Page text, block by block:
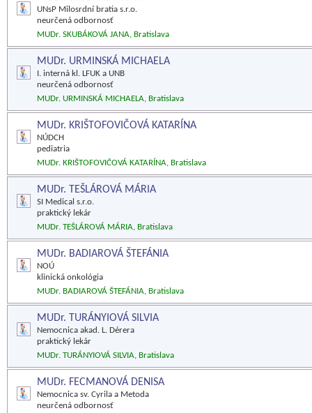
UNsP Milosrdní bratia s.r.o.
neurčená odbornosť
MUDr. SKUBÁKOVÁ JANA, Bratislava
MUDr. URMINSKÁ MICHAELA
I. interná kl. LFUK a UNB
neurčená odbornosť
MUDr. URMINSKÁ MICHAELA, Bratislava
MUDr. KRIŠTOFOVIČOVÁ KATARÍNA
NÚDCH
pediatria
MUDr. KRIŠTOFOVIČOVÁ KATARÍNA, Bratislava
MUDr. TEŠLÁROVÁ MÁRIA
SI Medical s.r.o.
praktický lekár
MUDr. TEŠLÁROVÁ MÁRIA, Bratislava
MUDr. BADIAROVÁ ŠTEFÁNIA
NOÚ
klinická onkológia
MUDr. BADIAROVÁ ŠTEFÁNIA, Bratislava
MUDr. TURÁNYIOVÁ SILVIA
Nemocnica akad. L. Dérera
praktický lekár
MUDr. TURÁNYIOVÁ SILVIA, Bratislava
MUDr. FECMANOVÁ DENISA
Nemocnica sv. Cyrila a Metoda
neurčená odbornosť